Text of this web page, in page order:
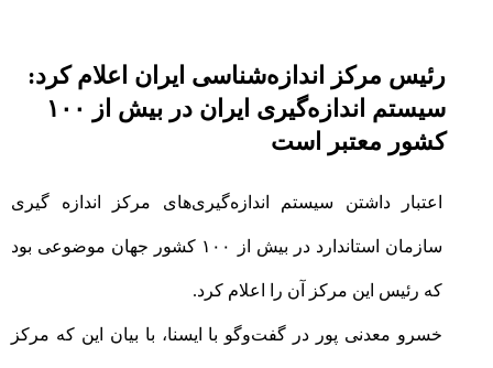
رئیس مرکز اندازه‌شناسی ایران اعلام کرد:
سیستم اندازه‌گیری ایران در بیش از ۱۰۰
کشور معتبر است
اعتبار داشتن سیستم اندازه‌گیری‌های مرکز اندازه گیری
سازمان استاندارد در بیش از ۱۰۰ کشور جهان موضوعی بود
که رئیس این مرکز آن را اعلام کرد.
خسرو معدنی پور در گفت‌وگو با ایسنا، با بیان این که مرکز